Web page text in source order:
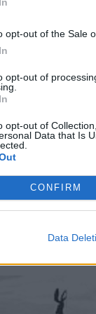
opt-out of the Sale
opt-out of
opt-out of
Data that Is
CONFIRM
Data
az